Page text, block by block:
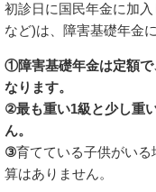
初診日に国民年金に加
など)は、障害基礎年金
①障害基礎年金は定額で
なります。
②最も重い1級と少し重
ん。
③育てている子供がい
算はありません。